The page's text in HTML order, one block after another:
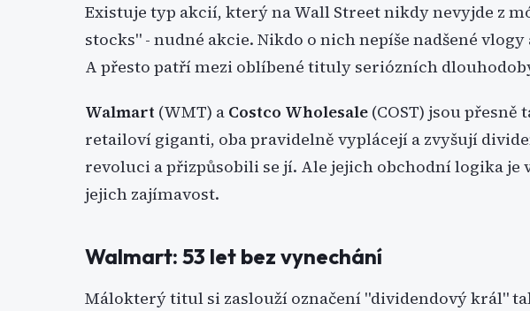
Existuje typ akcií, který na Wall Street nikdy nevyjde z
stocks" - nudné akcie. Nikdo o nich nepíše nadšené
A přesto patří mezi oblíbené tituly seriózních
Walmart (WMT) a Costco Wholesale (COST) jsou
retailoví giganti, oba pravidelně vyplácejí a zvyšují
revoluci a přizpůsobili se jí. Ale jejich obchodní logika je
jejich zajímavost.
Walmart: 53 let bez vynechání
Málokterý titul si zaslouží označení "dividendový král"